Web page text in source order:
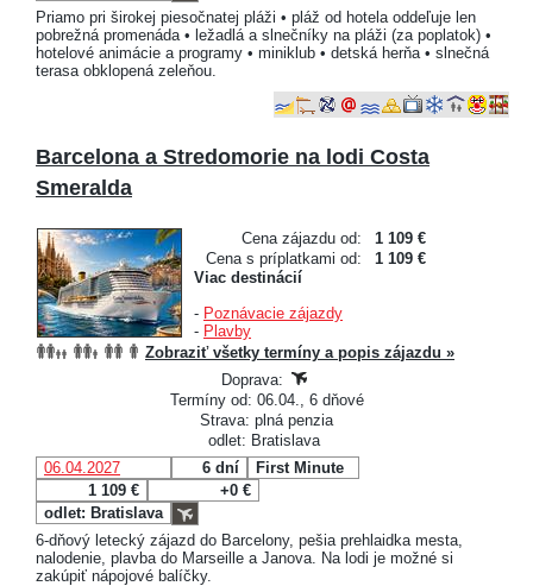
Priamo pri širokej piesočnatej pláži • pláž od hotela oddeľuje len
pobrežná promenáda • ležadlá a slnečníky na pláži (za poplatok) •
hotelové animácie a programy • miniklub • detská herňa • slnečná
terasa obklopená zeleňou.
Barcelona a Stredomorie na lodi Costa
Smeralda
Cena zájazdu od:
1 109 €
Cena s príplatkami od:
1 109 €
Viac destinácií
- Poznávacie zájazdy
- Plavby
Zobraziť všetky termíny a popis zájazdu »
Doprava:
Termíny od: 06.04., 6 dňové
Strava: plná penzia
odlet: Bratislava
06.04.2027
6 dní
First Minute
1 109 €
+0 €
odlet: Bratislava
6-dňový letecký zájazd do Barcelony, pešia prehlaidka mesta,
nalodenie, plavba do Marseille a Janova. Na lodi je možné si
zakúpiť nápojové balíčky.